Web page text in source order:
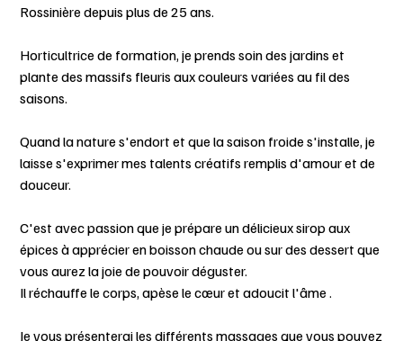
Rossinière depuis plus de 25 ans.
Horticultrice de formation, je prends soin des jardins et
plante des massifs fleuris aux couleurs variées au fil des
saisons.
Quand la nature s'endort et que la saison froide s'installe, je
laisse s'exprimer mes talents créatifs remplis d'amour et de
douceur.
C'est avec passion que je prépare un délicieux sirop aux
épices à apprécier en boisson chaude ou sur des dessert que
vous aurez la joie de pouvoir déguster.
Il réchauffe le corps, apèse le cœur et adoucit l'âme .
Je vous présenterai les différents massages que vous pouvez